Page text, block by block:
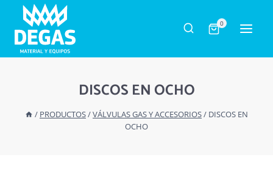
Saltar
contenido
0
DISCOS EN OCHO
/ PRODUCTOS/VÁLVULAS GAS Y ACCESORIOS/ DISCOS EN
OCHO